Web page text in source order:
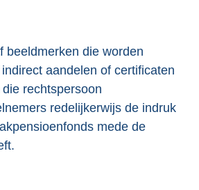
beeldmerken die worden
aandelen of certificaten
rechtspersoon
redelijkerwijs de indruk
mede de